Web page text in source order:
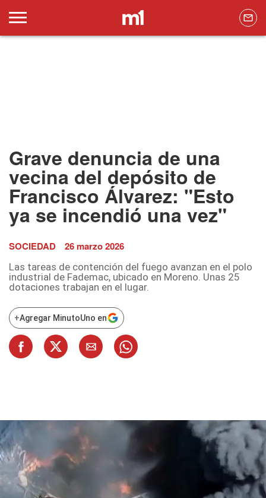
Grave denuncia de una
vecina del depósito de
Francisco Álvarez: "Esto
ya se incendió una vez"
SOCIEDAD 26 marzo 2026
Las tareas de contención del fuego avanzan en el polo
industrial de Fademac, ubicado en Moreno. Unas 25
dotaciones trabajan en el lugar.
+Agregar MinutoUno en